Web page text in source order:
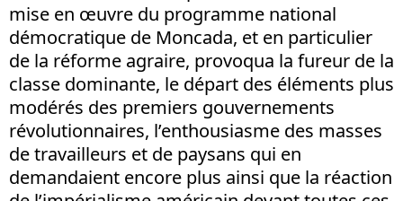
mise en œuvre du programme national
démocratique de Moncada, et en particulier
de la réforme agraire, provoqua la fureur de la
classe dominante, le départ des éléments plus
modérés des premiers gouvernements
révolutionnaires, l’enthousiasme des masses
de travailleurs et de paysans qui en
demandaient encore plus ainsi que la réaction